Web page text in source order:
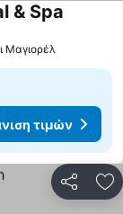
& Spa
Μαγιορέλ
τιμών